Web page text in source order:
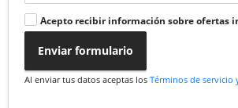
Acepto recibir información sobre ofertas
Enviar formulario
Al enviar tus datos aceptas los Términos de servicio